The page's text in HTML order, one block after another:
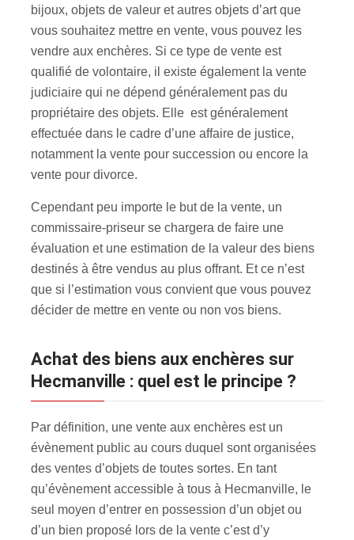
bijoux, objets de valeur et autres objets d’art que
vous souhaitez mettre en vente, vous pouvez les
vendre aux enchères. Si ce type de vente est
qualifié de volontaire, il existe également la vente
judiciaire qui ne dépend généralement pas du
propriétaire des objets. Elle est généralement
effectuée dans le cadre d’une affaire de justice,
notamment la vente pour succession ou encore la
vente pour divorce.
Cependant peu importe le but de la vente, un
commissaire-priseur se chargera de faire une
évaluation et une estimation de la valeur des biens
destinés à être vendus au plus offrant. Et ce n’est
que si l’estimation vous convient que vous pouvez
décider de mettre en vente ou non vos biens.
Achat des biens aux enchères sur
Hecmanville : quel est le principe ?
Par définition, une vente aux enchères est un
évènement public au cours duquel sont organisées
des ventes d’objets de toutes sortes. En tant
qu’évènement accessible à tous à Hecmanville, le
seul moyen d’entrer en possession d’un objet ou
d’un bien proposé lors de la vente c’est d’y